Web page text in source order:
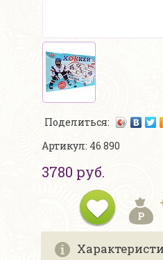
Поделиться:
Артикул: 46 890
3780 руб.